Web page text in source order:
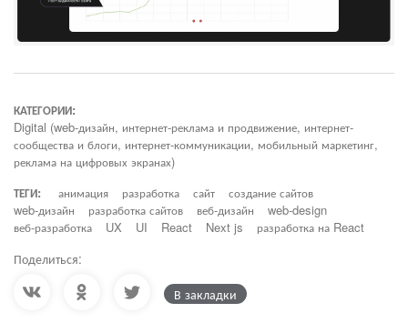
КАТЕГОРИИ:
Digital (web-дизайн, интернет-реклама и продвижение, интернет-
сообщества и блоги, интернет-коммуникации, мобильный маркетинг,
реклама на цифровых экранах)
ТЕГИ:
анимация разработка сайт
создание сайтов
web-дизайн
разработка сайтов веб-дизайн
web-design
веб-разработка
UX UI React Next js разработка на React
Поделиться:
В закладки